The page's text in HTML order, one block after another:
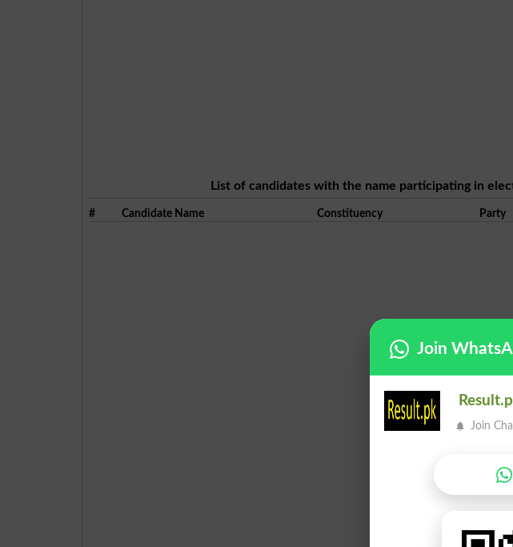
List of candidates with the name participating in
# Candidate Name Constituency Party
Join
Join